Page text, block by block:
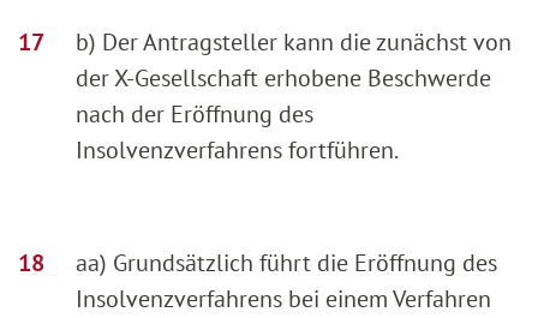
b) Der Antragsteller kann die zunächst von
der X-Gesellschaft erhobene Beschwerde
nach der Eröffnung des
Insolvenzverfahrens fortführen.
aa) Grundsätzlich führt die Eröffnung des
Insolvenzverfahrens bei einem Verfahren